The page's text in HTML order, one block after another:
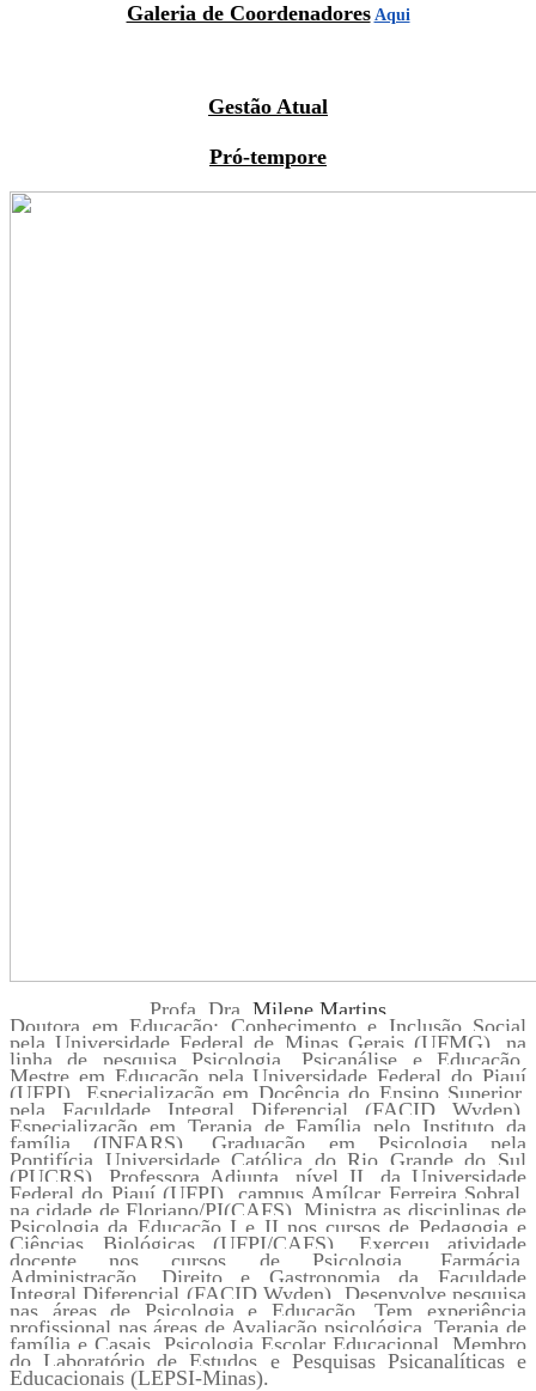
Galeria de Coordenadores Aqui
Gestão Atual
Pró-tempore
Profa. Dra. Milene Martins
Doutora em Educação: Conhecimento e Inclusão Social
pela Universidade Federal de Minas Gerais (UFMG), na
linha de pesquisa Psicologia, Psicanálise e Educação.
Mestre em Educação pela Universidade Federal do Piauí
(UFPI). Especialização em Docência do Ensino Superior,
pela Faculdade Integral Diferencial (FACID Wyden).
Especialização em Terapia de Família pelo Instituto da
família (INFARS). Graduação em Psicologia pela
Pontifícia Universidade Católica do Rio Grande do Sul
(PUCRS). Professora Adjunta, nível II, da Universidade
Federal do Piauí (UFPI), campus Amílcar Ferreira Sobral,
na cidade de Floriano/PI(CAFS). Ministra as disciplinas de
Psicologia da Educação I e II nos cursos de Pedagogia e
Ciências Biológicas (UFPI/CAFS). Exerceu atividade
docente nos cursos de Psicologia, Farmácia,
Administração, Direito e Gastronomia da Faculdade
Integral Diferencial (FACID Wyden). Desenvolve pesquisa
nas áreas de Psicologia e Educação. Tem experiência
profissional nas áreas de Avaliação psicológica, Terapia de
família e Casais, Psicologia Escolar Educacional. Membro
do Laboratório de Estudos e Pesquisas Psicanalíticas e
Educacionais (LEPSI-Minas).